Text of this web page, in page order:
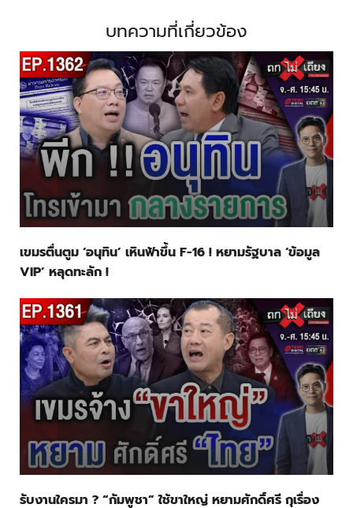
บทความที่เกี่ยวข้อง
เขมรตื่นตูม ‘อนุทิน’ เหินฟ้าขึ้น F-16 ! หยามรัฐบาล ‘ข้อมูล
VIP’ หลุดทะลัก !
รับงานใครมา ? “กัมพูชา” ใช้ขาใหญ่ หยามศักดิ์ศรี กุเรื่อง